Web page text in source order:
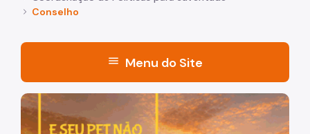
Conselho
menu Menu do Site
A Coordenação
Quem é Quem
Imagem de um cachorro caramelo e uma gata rajada,